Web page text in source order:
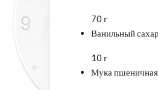
70 г
Ванильный сахар
10 г
Мука пшеничная